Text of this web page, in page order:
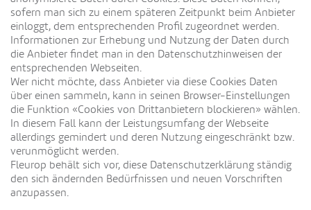
sofern man sich zu einem späteren Zeitpunkt beim Anbieter
einloggt, dem entsprechenden Profil zugeordnet werden.
Informationen zur Erhebung und Nutzung der Daten durch
die Anbieter findet man in den Datenschutzhinweisen der
entsprechenden Webseiten.
Wer nicht möchte, dass Anbieter via diese Cookies Daten
über einen sammeln, kann in seinen Browser-Einstellungen
die Funktion «Cookies von Drittanbietern blockieren» wählen.
In diesem Fall kann der Leistungsumfang der Webseite
allerdings gemindert und deren Nutzung eingeschränkt bzw.
verunmöglicht werden.
Fleurop behält sich vor, diese Datenschutzerklärung ständig
den sich ändernden Bedürfnissen und neuen Vorschriften
anzupassen.